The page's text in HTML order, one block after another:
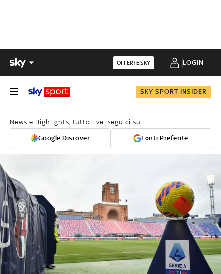
OFFERTE SKY LOGIN
SKY SPORT INSIDER
News e Highlights, tutto live: seguici su
Google Discover Fonti Preferite